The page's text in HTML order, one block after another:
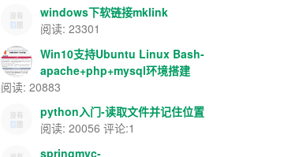
windows下软链接mklink
阅读: 23301
Win10支持Ubuntu Linux Bash-
apache+php+mysql环境搭建
阅读: 20883
python入门-读取文件并记住位置
阅读: 20056 评论:1
springmvc-